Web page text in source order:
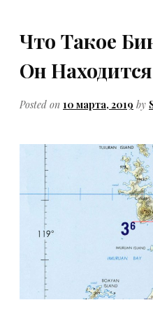
Что Такое
Он Находится
Posted on 10 марта, 2019 by